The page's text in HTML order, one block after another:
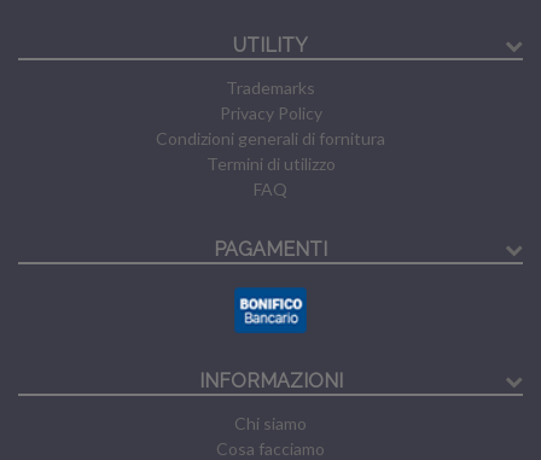
UTILITY
Trademarks
Privacy Policy
Condizioni generali di fornitura
Termini di utilizzo
FAQ
PAGAMENTI
INFORMAZIONI
Chi siamo
Cosa facciamo